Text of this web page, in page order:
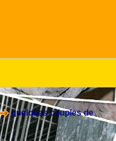
quelques couples de